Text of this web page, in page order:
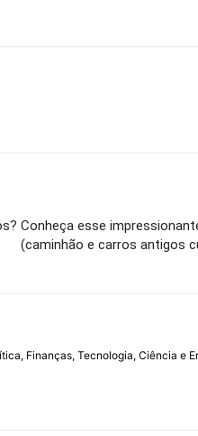
Conheça esse
(caminhão e carros antigos
Finanças, Tecnologia, Ciência e